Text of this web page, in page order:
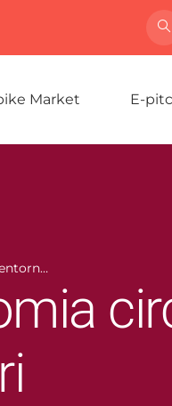
Market E-